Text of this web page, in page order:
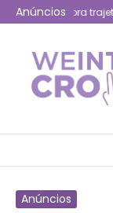
Ir para o conteúdo
Anúncios
Lagum celebra
Anúncios